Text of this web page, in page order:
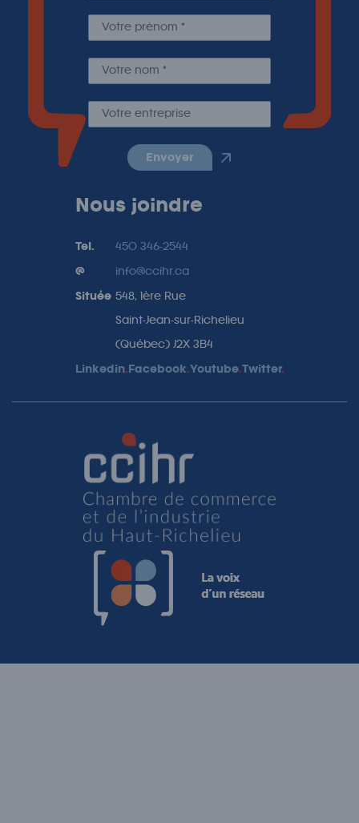
envoyer
Nous joindre
Tel. 450 346-2544
@ info@ccihr.ca
Située 548, 1ère Rue
Saint-Jean-sur-Richelieu
(Québec) J2X 3B4
Linkedin. Facebook.Youtube. Twitter.